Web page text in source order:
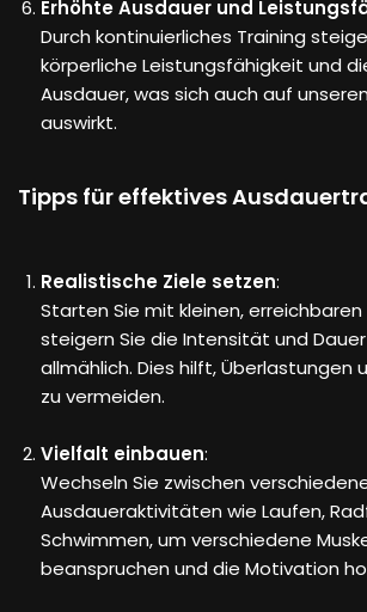
Erhöhte Ausdauer und
Durch kontinuierliches Training
körperliche Leistungsfähigkeit und
Ausdauer, was sich auch auf
auswirkt.
Tipps für effektives
Realistische Ziele setzen:
Starten Sie mit kleinen, erreichbaren
steigern Sie die Intensität und
allmählich. Dies hilft, Überlastungen
zu vermeiden.
Vielfalt einbauen:
Wechseln Sie zwischen
Ausdaueraktivitäten wie Laufen,
Schwimmen, um verschiedene
beanspruchen und die Motivation